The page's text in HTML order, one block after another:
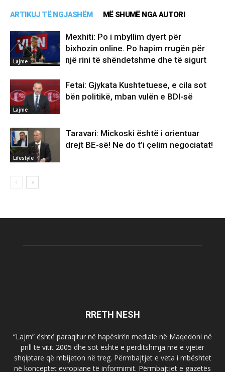
ARTIKUJ TË NGJASHËM MË SHUMË NGA AUTORI
Lajme
Mexhiti: Po i mbyllim dyert për
bixhozin online. Po hapim rrugën për
një rini të shëndetshme dhe të sigurt
Lajme
Fetai: Gjykata Kushtetuese, e cila sot
bën politikë, mban vulën e BDI-së
Lifestyle
Taravari: Mickoski është i orientuar
drejt BE-së! Ne do t’i çelim negociatat!
RRETH NESH
“Lajm” është paraqitur në hapësirën mediale në Maqedoni në
prill të vitit 2005 dhe sot është e përditshmja më e vjetër
shqiptare që mbijeton në treg. Përmbajtjet e veta i mbështet
në konceptet evropiane të informimit. Përmbajtjet e gazetës